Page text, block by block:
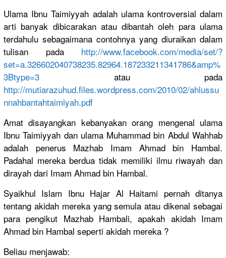
Ulama Ibnu Taimiyyah adalah ulama kontroversial dalam
arti banyak dibicarakan atau dibantah oleh para ulama
terdahulu sebagaimana contohnya yang diuraikan dalam
tulisan pada http://www.facebook.com/media/set/?
set=a.326602040738235.82964.187233211341786&amp%
3Btype=3 atau pada
http://mutiarazuhud.files.wordpress.com/2010/02/ahlussu
nnahbantahtaimiyah.pdf
Amat disayangkan kebanyakanorang mengenal ulama
Ibnu Taimiyyah dan ulama Muhammad bin Abdul Wahhab
adalah penerus Mazhab Imam Ahmad bin Hambal.
Padahal mereka berdua tidak memiliki ilmu riwayah dan
dirayah dari Imam Ahmad bin Hambal.
Syaikhul Islam Ibnu Hajar Al Haitami pernah ditanya
tentang akidah mereka yang semula atau dikenal sebagai
para pengikut Mazhab Hambali, apakah akidah Imam
Ahmad bin Hambal seperti akidah mereka ?
Beliau menjawab: